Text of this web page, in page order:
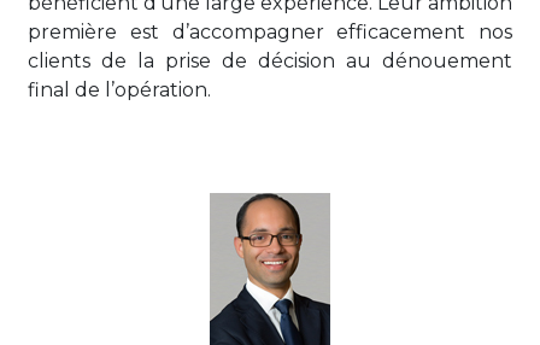
première est d’accompagner efficacement nos
clients de la prise de décision au dénouement
final de l’opération.